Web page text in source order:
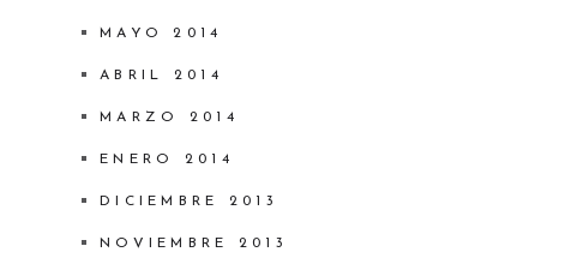
MAYO 2014
ABRIL 2014
MARZO 2014
ENERO 2014
DICIEMBRE 2013
NOVIEMBRE 2013